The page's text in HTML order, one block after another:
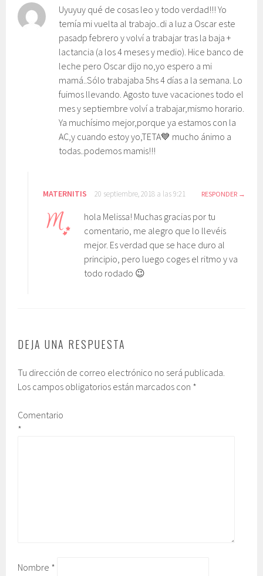
Uyuyuy qué de cosas leo y todo verdad!!! Yo
temía mi vuelta al trabajo..di a luz a Oscar este
pasadp febrero y volví a trabajar tras la baja +
lactancia (a los 4 meses y medio). Hice banco de
leche pero Oscar dijo no,yo espero a mi
mamá..Sólo trabajaba 5hs 4 días a la semana. Lo
fuimos llevando. Agosto tuve vacaciones todo el
mes y septiembre volví a trabajar,mismo horario.
Ya muchísimo mejor,porque ya estamos con la
AC,y cuando estoy yo,TETA💙 mucho ánimo a
todas..podemos mamis!!!
MATERNITIS 20 septiembre, 2018 a las 9:21 RESPONDER
hola Melissa! Muchas gracias por tu
comentario, me alegro que lo llevéis
mejor. Es verdad que se hace duro al
principio, pero luego coges el ritmo y va
todo rodado 😉
DEJA UNA RESPUESTA
Tu dirección de correo electrónico no será publicada.
Los campos obligatorios están marcados con *
Comentario
*
Nombre *